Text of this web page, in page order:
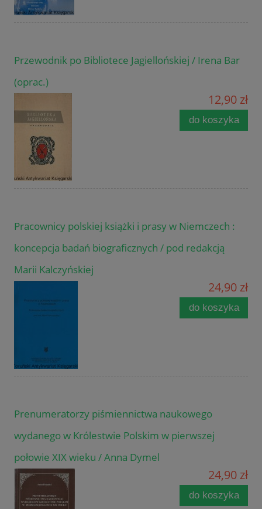
Przewodnik po Bibliotece Jagiellońskiej / Irena Bar
(oprac.)
12,90 zł
do koszyka
Pracownicy polskiej książki i prasy w Niemczech :
koncepcja badań biograficznych / pod redakcją
Marii Kalczyńskiej
24,90 zł
do koszyka
Prenumeratorzy piśmiennictwa naukowego
wydanego w Królestwie Polskim w pierwszej
połowie XIX wieku / Anna Dymel
24,90 zł
do koszyka